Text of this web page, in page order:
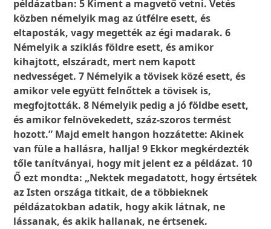
példázatban: 5 Kiment a magvető vetni. Vetés
közben némelyik mag az útfélre esett, és
eltaposták, vagy megették az égi madarak. 6
Némelyik a sziklás földre esett, és amikor
kihajtott, elszáradt, mert nem kapott
nedvességet. 7 Némelyik a tövisek közé esett, és
amikor vele együtt felnőttek a tövisek is,
megfojtották. 8 Némelyik pedig a jó földbe esett,
és amikor felnövekedett, száz-szoros termést
hozott.” Majd emelt hangon hozzátette: Akinek
van füle a hallásra, hallja! 9 Ekkor megkérdezték
tőle tanítványai, hogy mit jelent ez a példázat. 10
Ő ezt mondta: „Nektek megadatott, hogy értsétek
az Isten országa titkait, de a többieknek
példázatokban adatik, hogy akik látnak, ne
lássanak, és akik hallanak, ne értsenek.